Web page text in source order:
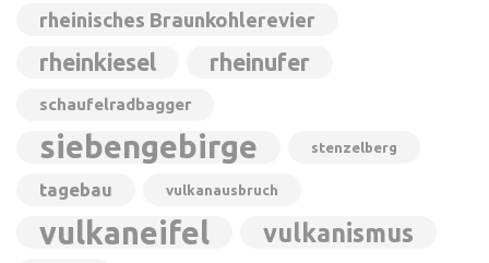
rheinisches Braunkohlerevier
rheinkiesel rheinufer
schaufelradbagger
siebengebirge stenzelberg
tagebau vulkanausbruch
vulkaneifel vulkanismus